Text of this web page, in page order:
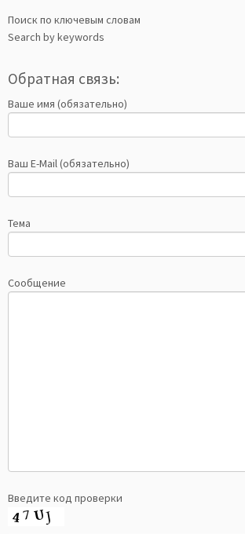
Поиск по ключевым словам
Search by keywords
Обратная связь:
Ваше имя (обязательно)
Ваш E-Mail (обязательно)
Тема
Сообщение
Введите код проверки